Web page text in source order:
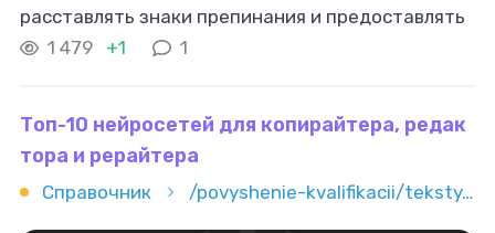
расставлять знаки препинания и предоставлять
возможность
редактирования
1 479 +1 1
Топ-10 нейросетей для копирайтера, редак
тора и рерайтера
Справочник /povyshenie-kvalifikacii/teksty/redaktura/top-10-neyrosetey-dlya-kopiraytera-redaktora-i-reraytera